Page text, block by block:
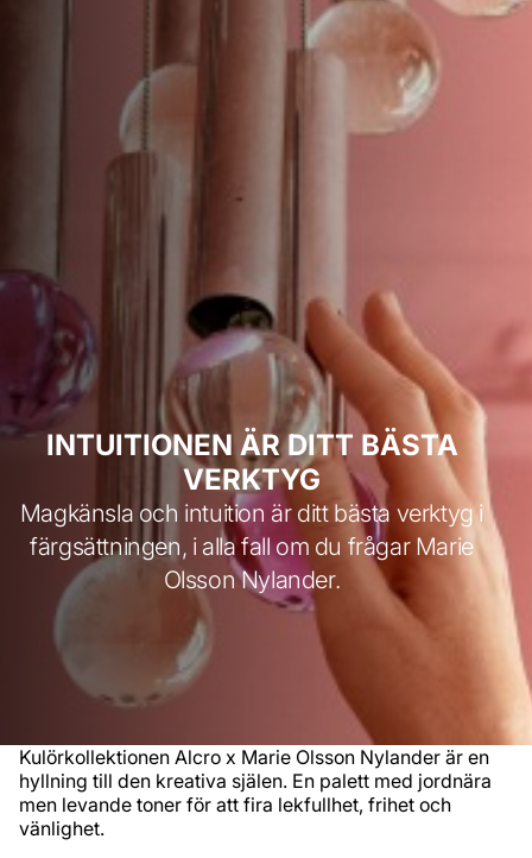
INTUITIONEN ÄR DITT BÄSTA
VERKTYG
Magkänsla och intuition är ditt bästa verktyg i
färgsättningen, i alla fall om du frågar Marie
Olsson Nylander.
Kulörkollektionen Alcro x Marie Olsson Nylander är en
hyllning till den kreativa själen. En palett med jordnära
men levande toner för att fira lekfullhet, frihet och
vänlighet.